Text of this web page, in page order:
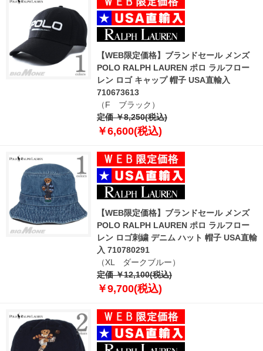
【WEB限定価格】ブランドセール メンズ
POLO RALPH LAUREN ポロ ラルフロー
レン ロゴ キャップ 帽子 USA直輸入
710673613
（F ブラック）
定価 ￥8,250(税込)
￥6,600(税込)
【WEB限定価格】ブランドセール メンズ
POLO RALPH LAUREN ポロ ラルフロー
レン ロゴ刺繍 デニム ハット 帽子 USA直輸
入 710780291
（XL ダークブルー）
定価 ￥12,100(税込)
￥9,700(税込)